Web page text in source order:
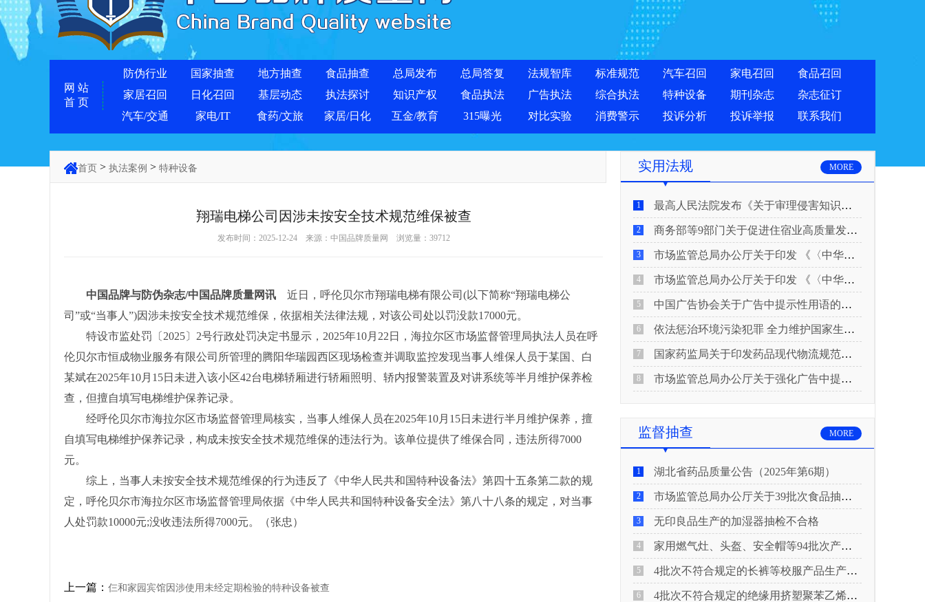
网 站
首 页
防伪行业 国家抽查 地方抽查 食品抽查 总局发布 总局答复 法规智库 标准规范 汽车召回 家电召回
食品召回
家居召回
日化召回 基层动态 执法探讨 知识产权 食品执法 广告执法 综合执法 特种设备 期刊杂志
杂志征订
汽车/交通
家电/IT 食药/文旅 家居/日化 互金/教育 315曝光 对比实验 消费警示 投诉分析 投诉举报 联系我们
首页 > 执法案例 > 特种设备
翔瑞电梯公司因涉未按安全技术规范维保被查
发布时间：2025-12-24 来源： 中国品牌质量网 浏览量： 39712
中国品牌与防伪杂志/中国品牌质量网讯 近日，呼伦贝尔市翔瑞电梯有限公司(以下简称“翔瑞电梯公
司”或“当事人”)因涉未按安全技术规范维保，依据相关法律法规，对该公司处以罚没款17000元。
特设市监处罚〔2025〕2号行政处罚决定书显示，2025年10月22日，海拉尔区市场监督管理局执法人员在呼
伦贝尔市恒成物业服务有限公司所管理的腾阳华瑞园西区现场检查并调取监控发现当事人维保人员于某国、白
某斌在2025年10月15日未进入该小区42台电梯轿厢进行轿厢照明、轿内报警装置及对讲系统等半月维护保养检
查，但擅自填写电梯维护保养记录。
经呼伦贝尔市海拉尔区市场监督管理局核实，当事人维保人员在2025年10月15日未进行半月维护保养，擅
自填写电梯维护保养记录，构成未按安全技术规范维保的违法行为。该单位提供了维保合同，违法所得7000
元。
综上，当事人未按安全技术规范维保的行为违反了《中华人民共和国特种设备法》第四十五条第二款的规
定，呼伦贝尔市海拉尔区市场监督管理局依据《中华人民共和国特种设备安全法》第八十八条的规定，对当事
人处罚款10000元;没收违法所得7000元。（张忠）
上一篇： 仨和家园宾馆因涉使用未经定期检验的特种设备被查
实用法规 MORE
1 最高人民法院发布《关于审理侵害知识产权民事纠纷案件适用惩罚性赔偿的解释》
2 商务部等9部门关于促进住宿业高质量发展的指导意见
3 市场监管总局办公厅关于印发 《〈中华人民共和国广告法〉适用问题 执法指南（二）》的通知
4 市场监管总局办公厅关于印发 《〈中华人民共和国广告法〉适用问题 执法指南（一）》的通知
5 中国广告协会关于广告中提示性用语的合规风险提示
6 依法惩治环境污染犯罪 全力维护国家生态安全 “两高”公布《关于修改〈最高人民法院、最高人民检察院关于办理环境污染刑事案件适用法律若干问题的解释〉的决定》
7 国家药监局关于印发药品现代物流规范化建设指导意见的通知
8 市场监管总局办公厅关于强化广告中提示性用语监管工作的通知
监督抽查 MORE
1 湖北省药品质量公告（2025年第6期）
2 市场监管总局办公厅关于39批次食品抽检不合格情况的通报
3 无印良品生产的加湿器抽检不合格
4 家用燃气灶、头盔、安全帽等94批次产品抽查不合格！
5 4批次不符合规定的长裤等校服产品生产销售企业被济南市市场监管局通报！
6 4批次不符合规定的绝缘用挤塑聚苯乙烯泡沫板（XPS）等产品生产销售企业被广元市市场监督管理局通报！